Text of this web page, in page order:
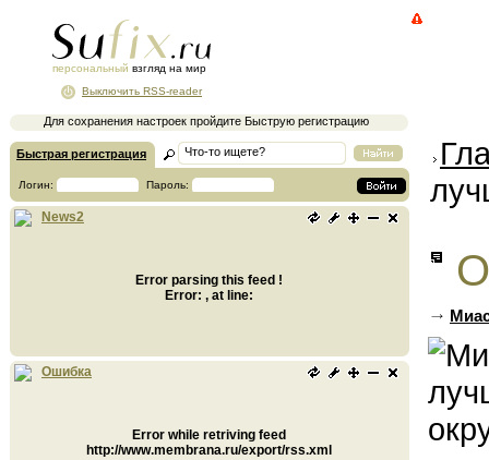
персональный взгляд на мир
Для сохранения настроек пройдите Быструю регистрацию
Выключить RSS-reader
Быстрая регистрация
Логин: Пароль:
News2
Error parsing this feed !
Error: , at line:
Ошибка
Error while retriving feed
http://www.membrana.ru/export/rss.xml